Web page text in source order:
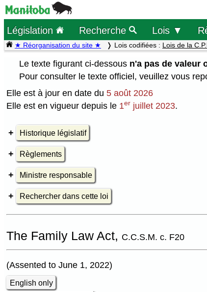
Législation Recherche Lois ▼
★ Réorganisation du site ★ Lois codifiées : Lois de la
Le texte figurant ci-dessous n'a pas de valeur
Pour consulter le texte officiel, veuillez vous
Elle est à jour en date du 5 août 2026
Elle est en vigueur depuis le 1er juillet 2023.
Historique législatif
Règlements
Ministre responsable
Rechercher dans cette loi
The Family Law Act, C.C.S.M. c. F20
(Assented to June 1, 2022)
English only